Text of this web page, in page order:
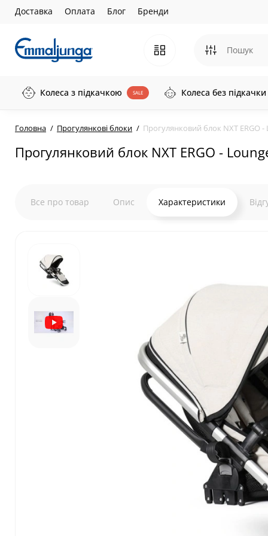
Доставка Оплата Блог Бренди
Колеса з підкачкою SALE Колеса без підкачки
Головна Прогулянкові блоки Прогулянковий блок NXT ERGO -
Прогулянковий блок NXT ERGO -
Все про товар Опис Характеристики